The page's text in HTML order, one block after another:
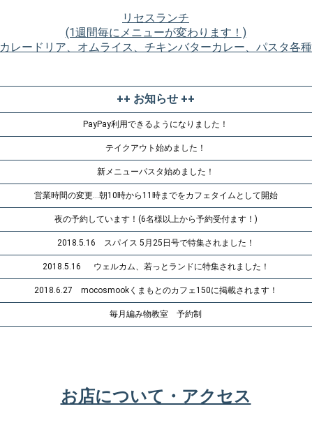
リセスランチ
(1週間毎にメニューが変わります！)
カレードリア、オムライス、チキンバターカレー、パスタ各種
++ お知らせ ++
PayPay利用できるようになりました！
テイクアウト始めました！
新メニューパスタ始めました！
営業時間の変更…朝10時から11時までをカフェタイムとして開始
夜の予約しています！(6名様以上から予約受付ます！)
2018.5.16 スパイス 5月25日号で特集されました！
2018.5.16 ウェルカム、若っとランドに特集されました！
2018.6.27 mocosmookくまもとのカフェ150に掲載されます！
毎月編み物教室 予約制
お店について・アクセス